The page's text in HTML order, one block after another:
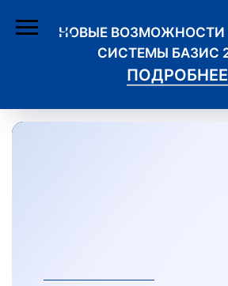
СИСТЕМЫ БАЗИС 2026
ПОДРОБНЕЕ